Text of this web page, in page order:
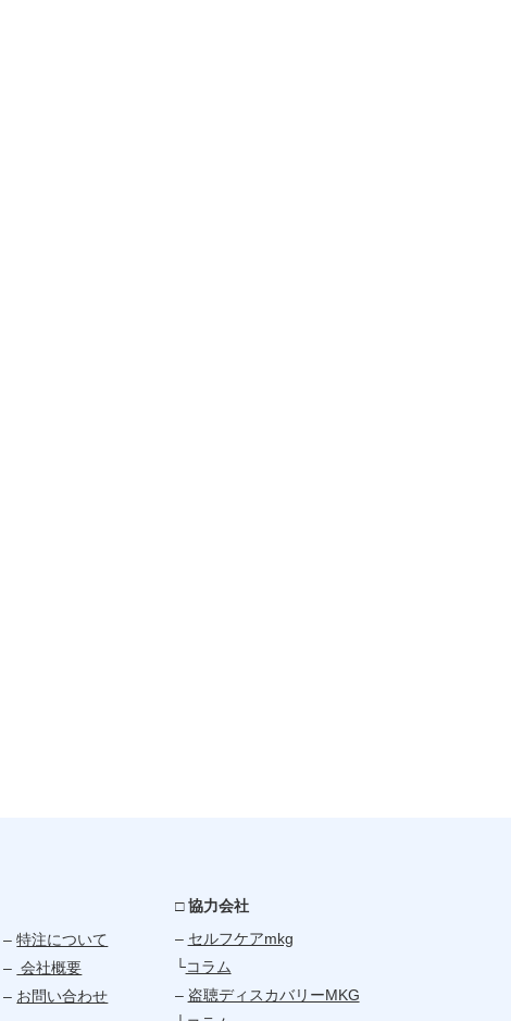
–特注について
– 会社概要
– お問い合わせ
□ 協力会社
– セルフケアmkg
└コラム
– 盗聴ディスカバリーMKG